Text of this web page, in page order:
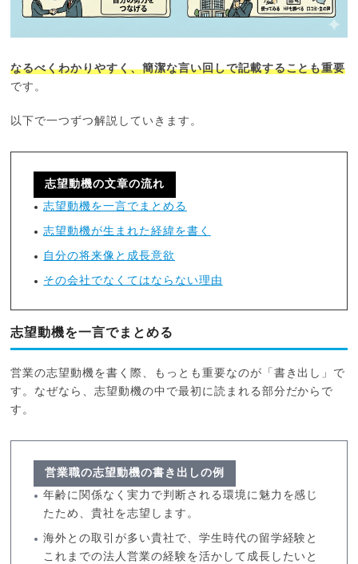
なるべくわかりやすく、簡潔な言い回しで記載することも重要
です。
以下で一つずつ解説していきます。
志望動機の文章の流れ
志望動機を一言でまとめる
志望動機が生まれた経緯を書く
自分の将来像と成長意欲
その会社でなくてはならない理由
志望動機を一言でまとめる
営業の志望動機を書く際、もっとも重要なのが「書き出し」で
す。なぜなら、志望動機の中で最初に読まれる部分だからで
す。
営業職の志望動機の書き出しの例
年齢に関係なく実力で判断される環境に魅力を感じ
たため、貴社を志望します。
海外との取引が多い貴社で、学生時代の留学経験と
これまでの法人営業の経験を活かして成長したいと